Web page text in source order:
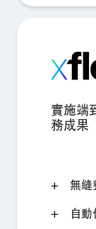
實施端
務成果
無縫
自動